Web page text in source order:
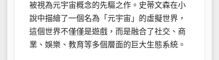
被視為元宇宙概念的先驅之作。史蒂文森在小
說中描繪了一個名為「元宇宙」的虛擬世界，
這個世界不僅僅是遊戲，而是融合了社交、商
業、娛樂、教育等多個層面的巨大生態系統。